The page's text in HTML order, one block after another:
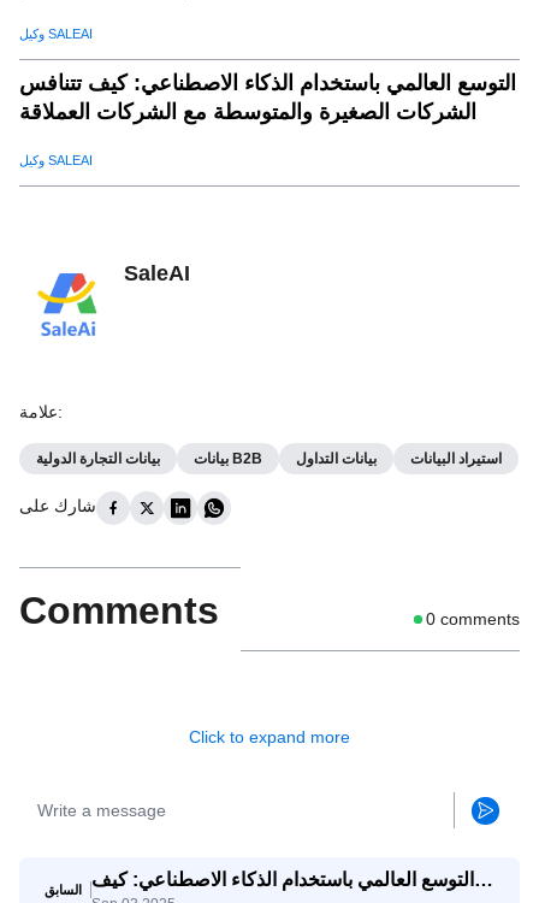
وكيل SALEAI
التوسع العالمي باستخدام الذكاء الاصطناعي: كيف تتنافس
الشركات الصغيرة والمتوسطة مع الشركات العملاقة
وكيل SALEAI
SaleAI
علامة:
بيانات التجارة الدولية بيانات B2B بيانات التداول استيراد البيانات
شارك على
Comments 0 comments
Click to expand more
السابق
التوسع العالمي باستخدام الذكاء الاصطناعي: كيف